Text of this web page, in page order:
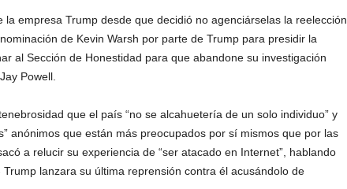
la empresa Trump desde que decidió no agenciárselas la reelección.
de Kevin Warsh por parte de Trump para presidir la
al Sección de Honestidad para que abandone su investigación
Powell.
que el país “no se alcahuetería de un solo individuo” y
anónimos que están más preocupados por sí mismos que por las
a relucir su experiencia de “ser atacado en Internet”, hablando
lanzara su última reprensión contra él acusándolo de